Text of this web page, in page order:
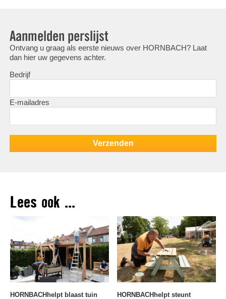
Aanmelden perslijst
Ontvang u graag als eerste nieuws over HORNBACH? Laat
dan hier uw gegevens achter.
Bedrijf
E-mailadres
Lees ook ...
HORNBACHhelpt blaast tuin
HORNBACHhelpt steunt